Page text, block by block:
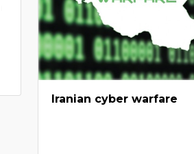
Iranian cyber warfare